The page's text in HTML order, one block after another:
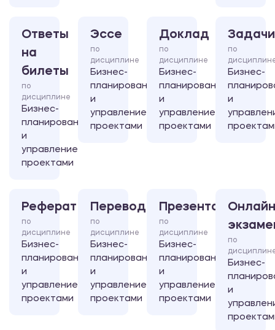
Ответы
на
билеты
по
дисциплине
Бизнес-
планирование
и
управление
проектами
Эссе
по
дисциплине
Бизнес-
планирование
и
управление
проектами
Доклад
по
дисциплине
Бизнес-
планирование
и
управление
проектами
Задачи
по
Бизнес-
и
Реферат
по
дисциплине
Бизнес-
планирование
и
управление
проектами
Перевод
по
дисциплине
Бизнес-
планирование
и
управление
проектами
Презентация
по
дисциплине
Бизнес-
планирование
и
управление
проектами
по
Бизнес-
и